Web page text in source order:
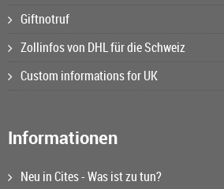
Giftnotruf
Zollinfos von DHL für die Schweiz
Custom informations for UK
Informationen
Neu in Cites - Was ist zu tun?